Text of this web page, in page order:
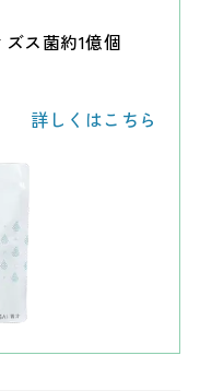
ス菌約1億個
詳しくはこちら